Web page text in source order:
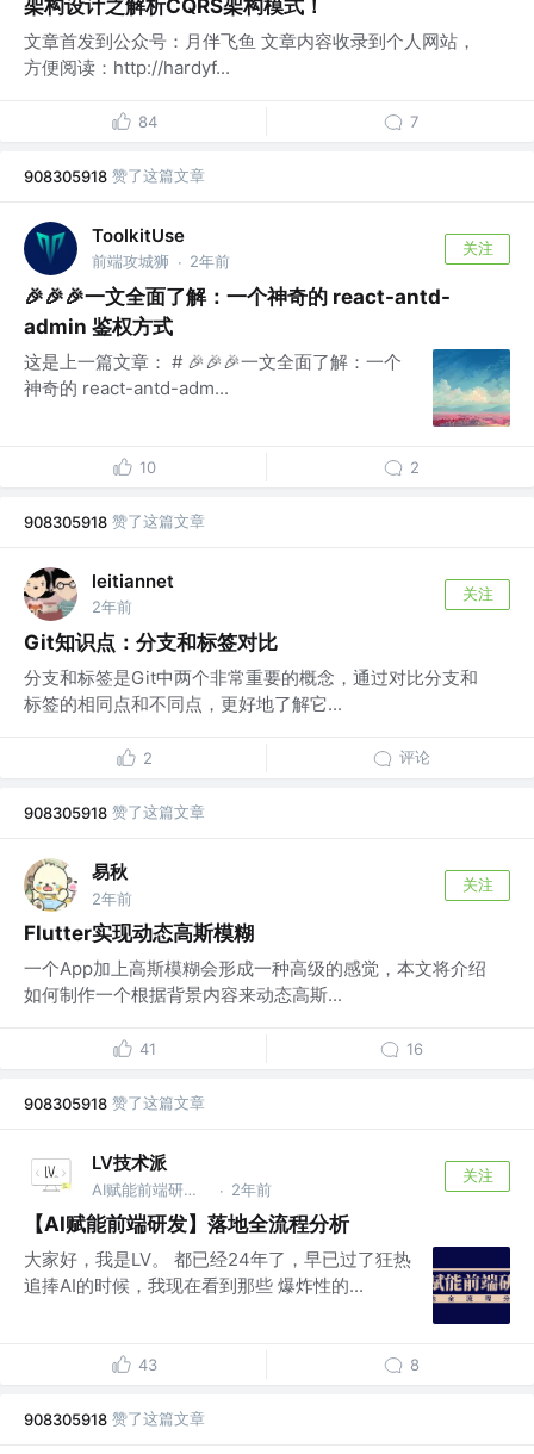
架构设计之解析CQRS架构模式！
文章首发到公众号：月伴飞鱼 文章内容收录到个人网站，
方便阅读：http://hardyf...
84 7
908305918 赞了这篇文章
ToolkitUse
前端攻城狮 · 2年前
关注
🎉🎉🎉一文全面了解：一个神奇的 react-antd-
admin 鉴权方式
这是上一篇文章： # 🎉🎉🎉一文全面了解：一个
神奇的 react-antd-adm...
10 2
908305918 赞了这篇文章
leitiannet
2年前
关注
Git知识点：分支和标签对比
分支和标签是Git中两个非常重要的概念，通过对比分支和
标签的相同点和不同点，更好地了解它...
2 评论
908305918 赞了这篇文章
易秋
2年前
关注
Flutter实现动态高斯模糊
一个App加上高斯模糊会形成一种高级的感觉，本文将介绍
如何制作一个根据背景内容来动态高斯...
41 16
908305918 赞了这篇文章
LV技术派
AI赋能前端研发从0～1 作者｜v lvjishupai · 2年前
关注
【AI赋能前端研发】落地全流程分析
大家好，我是LV。 都已经24年了，早已过了狂热
追捧AI的时候，我现在看到那些 爆炸性的...
43 8
908305918 赞了这篇文章